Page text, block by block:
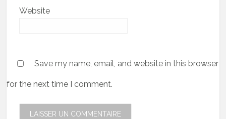
Website
Save my name, email, and website in this browser
for the next time I comment.